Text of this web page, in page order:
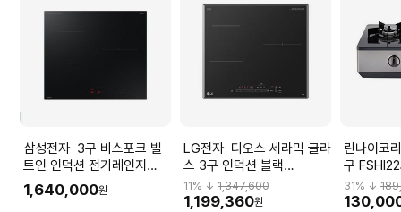
삼성전자 3구 비스포크 빌
트인 인덕션 전기레인지
NZ63DB503CFT (새틴 블
랙)
1,640,000원
LG전자 디오스 세라믹 글라
스 3구 인덕션 블랙
BEI3ASB4 전기레인지
11 % ↓1,347,600
1,199,360원
린나이코리아 가스
구
전지, 원
31 % ↓